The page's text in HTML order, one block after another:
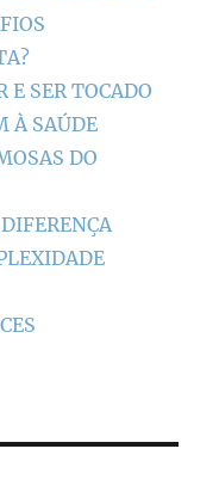
E SER TOCADO
À SAÚDE
DO